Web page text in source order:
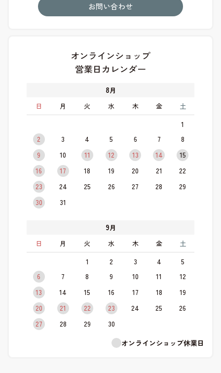
お問い合わせ
オンラインショップ
営業日カレンダー
8月
日
月 火 水 木 金 土
1
2
3 4 5 6 7
8
9
10 11 12 13 14
15
16
17 18 19 20 21
22
23
24 25 26 27 28
29
30
31
9月
日
月 火 水 木 金 土
1 2 3 4
5
6
7 8 9 10 11
12
13
14 15 16 17 18
19
20
21 22 23 24 25
26
27
28 29
30
オンラインショップ休業日